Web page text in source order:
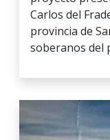
Carlos del
provincia de
soberanos del